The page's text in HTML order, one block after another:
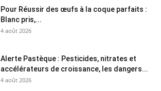
Pour Réussir des œufs à la coque parfaits :
Blanc pris,...
4 août 2026
Alerte Pastèque : Pesticides, nitrates et
accélérateurs de croissance, les dangers...
4 août 2026